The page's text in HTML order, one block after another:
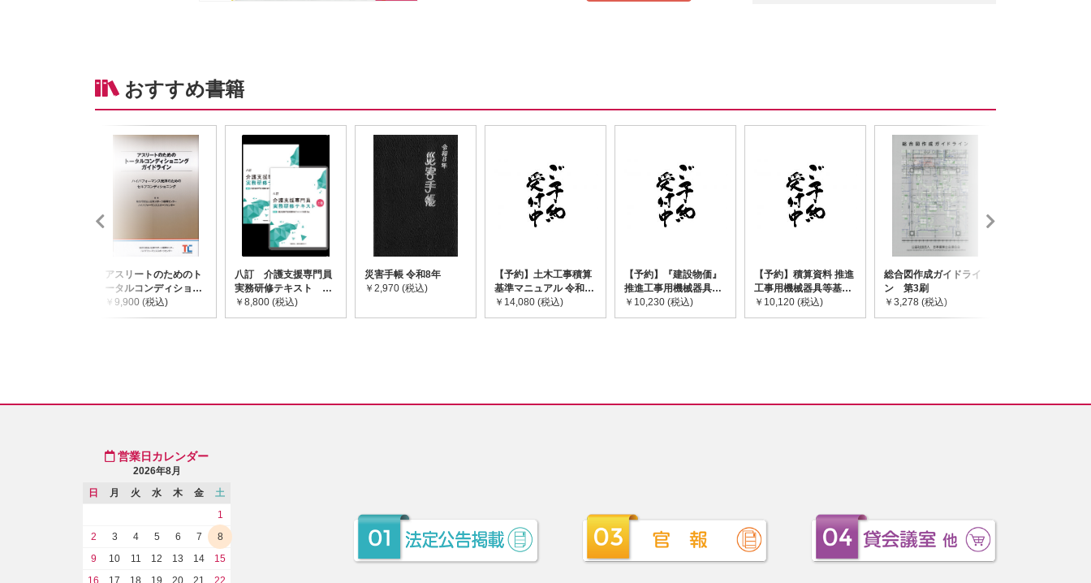
おすすめ書籍
アスリートのためのト
ータルコンディショニ
ングガイドライン
￥9,900 (税込)
八訂 介護支援専門員
実務研修テキスト
(上・下巻/分売不可)
￥8,800 (税込)
災害手帳 令和8年
￥2,970 (税込)
【予約】土木工事積算
基準マニュアル 令和8
年度版 ※2026年8月
下旬発売予定
￥14,080 (税込)
【予約】『建設物価』
推進工事用機械器具等
基礎価格表 2026年度
版 ※2026/8/31発売予
￥10,230 (税込)
【予約】積算資料 推進
工事用機械器具等基礎
価格表 2026年度版
※2026/8/31発売予定
￥10,120 (税込)
総合図作成ガイドライ
ン 第3刷
￥3,278 (税込)
営業日カレンダー
2026年8月
日
月 火 水 木 金
土
1
2
3 4 5 6 7
8
9
10 11 12 13 14
15
16
17 18 19 20 21 22